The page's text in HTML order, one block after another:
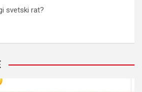
svetski rat?